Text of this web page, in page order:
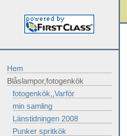
Hem
Blåslampor,fotogenkök
fotogenkök,,Varför
min samling
Länstidningen 2008
Punker spritkök